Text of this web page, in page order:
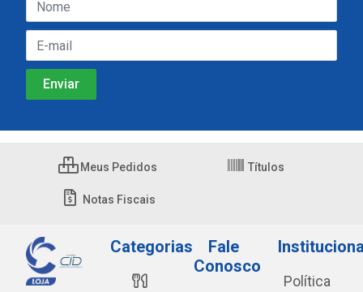
Meus Pedidos Títulos
Notas Fiscais
Categorias
Fale
Conosco
Política